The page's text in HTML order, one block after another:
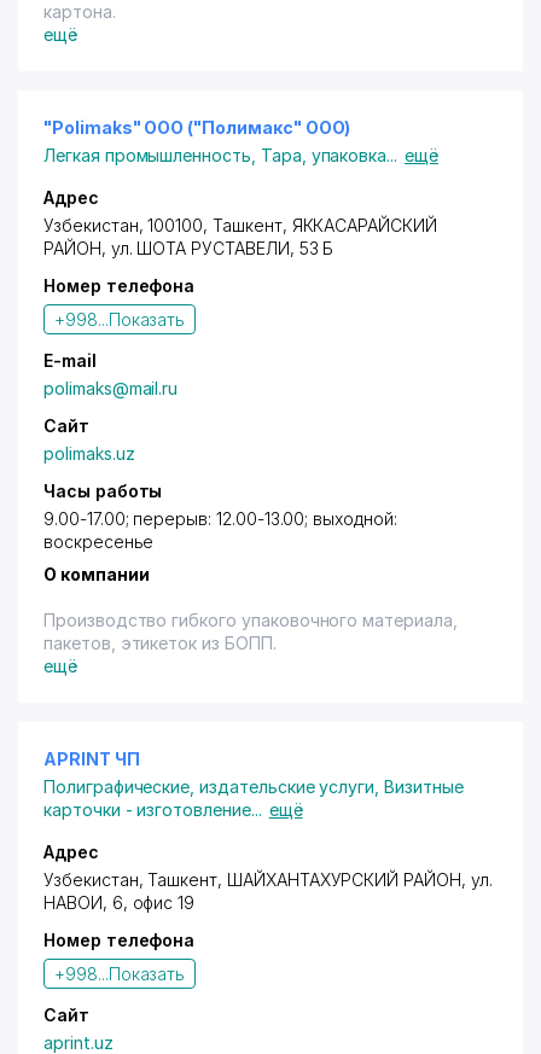
картона.
ещё
"Polimaks" ООО ("Полимакс" ООО)
Легкая промышленность Тара, упаковка... ещё
Адрес
Узбекистан, 100100, Ташкент, ЯККАСАРАЙСКИЙ
РАЙОН, ул. ШОТА РУСТАВЕЛИ, 53 Б
Номер телефона
+998...Показать
E-mail
polimaks@mail.ru
Сайт
polimaks.uz
Часы работы
9.00-17.00; перерыв: 12.00-13.00; выходной:
воскресенье
О компании
Производство гибкого упаковочного материала,
пакетов, этикеток из БОПП.
ещё
APRINT ЧП
Полиграфические, издательские услуги ,Визитные
карточки - изготовление... ещё
Адрес
Узбекистан, Ташкент, ШАЙХАНТАХУРСКИЙ РАЙОН, ул.
НАВОИ, 6, офис 19
Номер телефона
+998...Показать
Сайт
aprint.uz